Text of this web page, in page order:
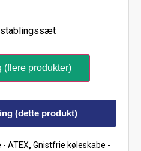
stablingssæt
(flere produkter)
(dette produkt)
ATEX, Gnistfrie køleskabe -